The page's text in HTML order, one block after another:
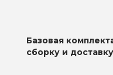
Базовая
сборку и